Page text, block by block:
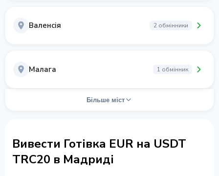
Валенсія 2 обмінники
Малага 1 обмінник
Більше міст
Вивести Готівка EUR на USDT
TRC20 в Мадриді